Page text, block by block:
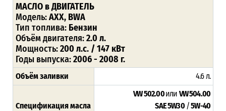
МАСЛО в ДВИГАТЕЛЬ
Модель:AXX, BWA
Тип топлива: Бензин
Объём двигателя:2.0 л.
Мощность:200 л.с. / 147 кВт
Годы выпуска:2006 - 2008 г.
Объём заливки 4.6 л.
Спецификация масла
VW 502.00или VW 504.00
SAE5W30/5W-40